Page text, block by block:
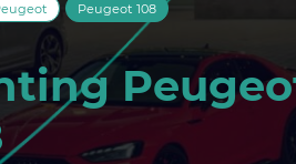
Peugeot 108